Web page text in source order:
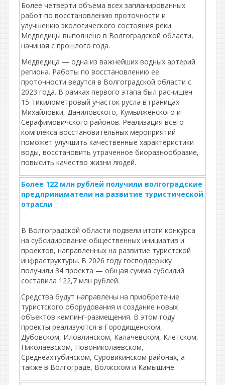
Более четверти объема всех запланированных
работ по восстановлению проточности и
улучшению экологического состояния реки
Медведицы выполнено в Волгоградской области,
начиная с прошлого года.
Медведица — одна из важнейших водных артерий
региона. Работы по восстановлению ее
проточности ведутся в Волгоградской области с
2023 года. В рамках первого этапа был расчищен
15-тикилометровый участок русла в границах
Михайловки, Даниловского, Кумылженского и
Серафимовичского районов. Реализация всего
комплекса восстановительных мероприятий
поможет улучшить качественные характеристики
воды, восстановить утраченное биоразнообразие,
повысить качество жизни людей.
Более 122 млн рублей получили волгоградские
предприниматели на развитие туристической
отрасли
В Волгоградской области подвели итоги конкурса
на субсидирование общественных инициатив и
проектов, направленных на развитие туристской
инфраструктуры. В 2026 году господдержку
получили 34 проекта — общая сумма субсидий
составила 122,7 млн рублей.
Средства будут направлены на приобретение
туристского оборудования и создание новых
объектов кемпинг‑размещения. В этом году
проекты реализуются в Городищенском,
Дубовском, Иловлинском, Калачёвском, Клетском,
Николаевском, Новониколаевском,
Среднеахтубинском, Суровикинском районах, а
также в Волгограде, Волжском и Камышине.